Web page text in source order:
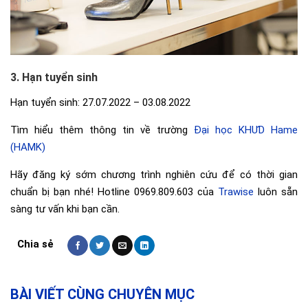
3. Hạn tuyển sinh
Hạn tuyển sinh: 27.07.2022 – 03.08.2022
Tìm hiểu thêm thông tin về trường Đại học KHƯD Hame
(HAMK)
Hãy đăng ký sớm chương trình nghiên cứu để có thời gian
chuẩn bị bạn nhé! Hotline 0969.809.603 của Trawise luôn sẵn
sàng tư vấn khi bạn cần.
BÀI VIẾT CÙNG CHUYÊN MỤC